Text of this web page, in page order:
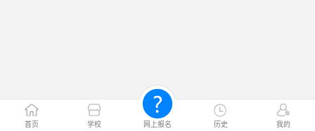
首页 学校 网上报名 历史 我的